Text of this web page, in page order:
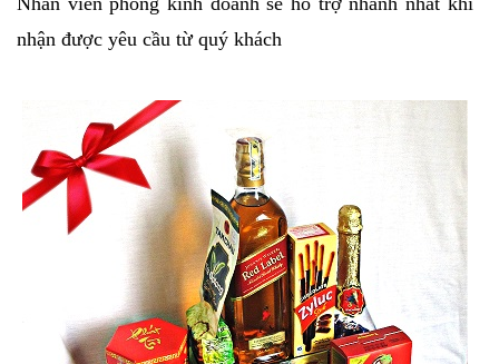
nhận được yêu cầu từ quý khách